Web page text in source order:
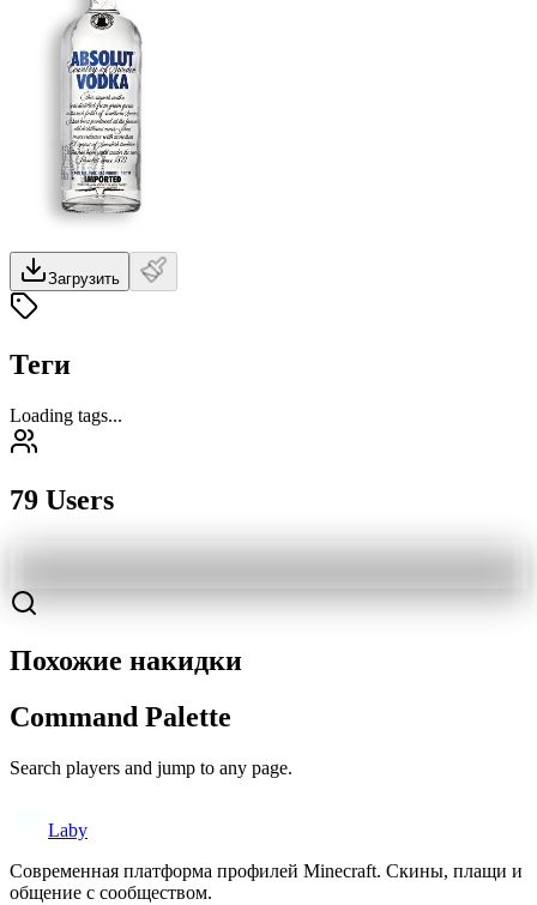
Загрузить
Теги
Loading tags...
79 Users
Похожие накидки
Command Palette
Search players and jump to any page.
Laby
Современная платформа профилей Minecraft. Скины, плащи и
общение с сообществом.